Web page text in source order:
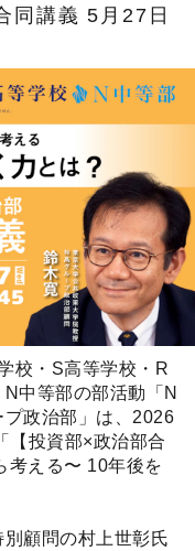
同講義 5月27日
校・S高等学校・R
中等部の部活動「N
政治部」は、2026
【投資部×政治部合
考える〜 10年後を
顧問の村上世彰氏
ト
ュニティー